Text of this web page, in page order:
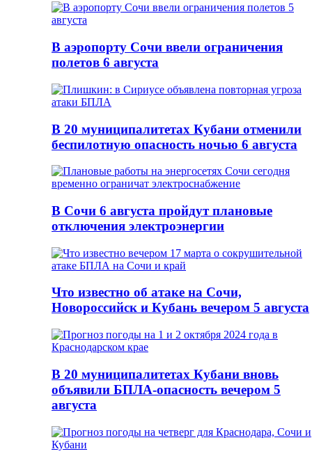
В аэропорту Сочи ввели ограничения
полетов 6 августа
В 20 муниципалитетах Кубани отменили
беспилотную опасность ночью 6 августа
В Сочи 6 августа пройдут плановые
отключения электроэнергии
Что известно об атаке на Сочи,
Новороссийск и Кубань вечером 5 августа
В 20 муниципалитетах Кубани вновь
объявили БПЛА-опасность вечером 5
августа